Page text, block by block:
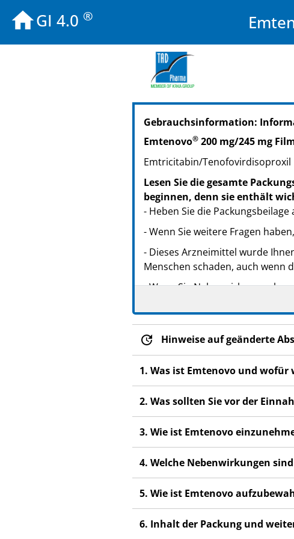
GI 4.0 ®
PZN: 15331027
PPN: 111533102700
PZN: 13198340
PZN: 13198357
PPN: 111319835736
PZN: 13198386
PPN: 111319838655
PZN: 14336442
PPN: 111433644236
PZN: 13198363
PPN: 111319836302
PZN: 13198392
Gebrauchsinformation:
Emtenovo® 200 mg/245 mg
Emtricitabin/Tenofovirdisoproxil
Lesen Sie die gesamte
beginnen, denn sie enthält
- Heben Sie die
- Wenn Sie weitere Fragen
- Dieses Arzneimittel wurde
Menschen schaden, auch wenn
- Wenn Sie Nebenwirkungen
Nebenwirkungen, die nicht in
Hinweise auf geänderte
1. Was ist Emtenovo und wofür
2. Was sollten Sie vor der
3. Wie ist Emtenovo
4. Welche Nebenwirkungen
5. Wie ist Emtenovo
6. Inhalt der Packung und